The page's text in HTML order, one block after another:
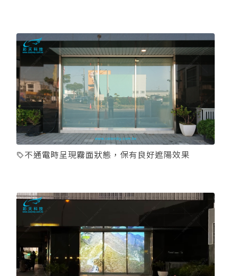
不通電時呈現霧面狀態，保有良好遮陽效果